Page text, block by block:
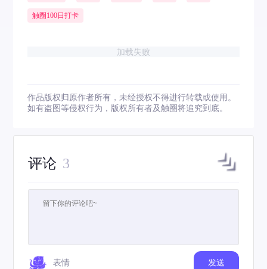
触圈100日打卡
加载失败
作品版权归原作者所有，未经授权不得进行转载或使用。
如有盗图等侵权行为，版权所有者及触圈将追究到底。
评论 3
表情 发送